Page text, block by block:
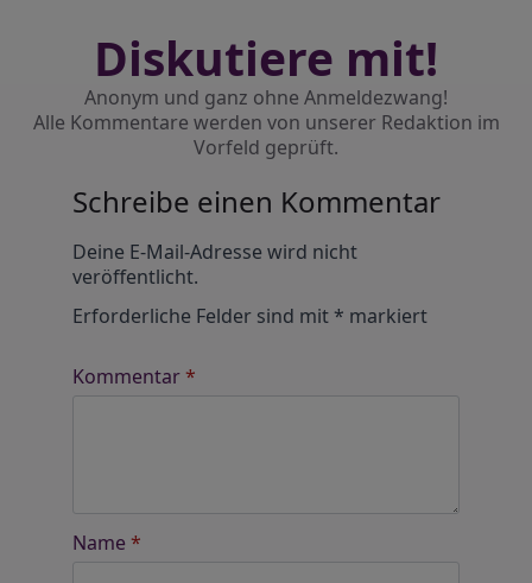
Diskutiere mit!
Anonym und ganz ohne Anmeldezwang!
Alle Kommentare werden von unserer Redaktion im
Vorfeld geprüft.
Schreibe einen Kommentar
Deine E-Mail-Adresse wird nicht
veröffentlicht.
Erforderliche Felder sind mit* markiert
Kommentar*
Name *